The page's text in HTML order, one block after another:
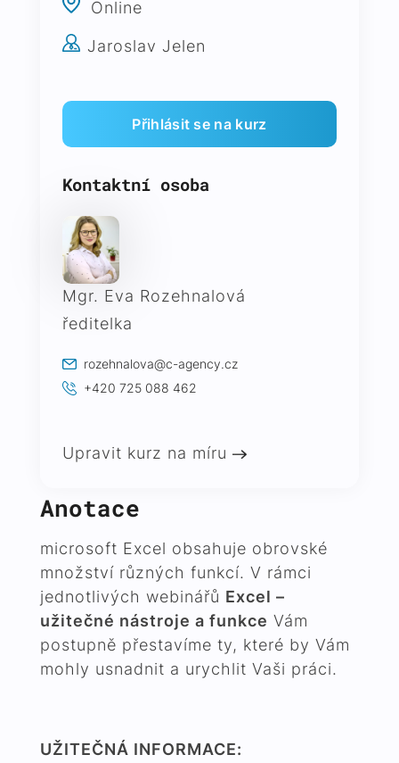
Anotace
microsoft Excel obsahuje obrovské
množství různých funkcí. V rámci
jednotlivých webinářů Excel –
užitečné nástroje a funkce Vám
postupně přestavíme ty, které by Vám
mohly usnadnit a urychlit Vaši práci.
UŽITEČNÁ INFORMACE:
Online
Jaroslav Jelen
Kontaktní osoba
Mgr. Eva Rozehnalová
ředitelka
rozehnalova@c-agency.cz
+420 725 088 462
Upravit kurz na míru